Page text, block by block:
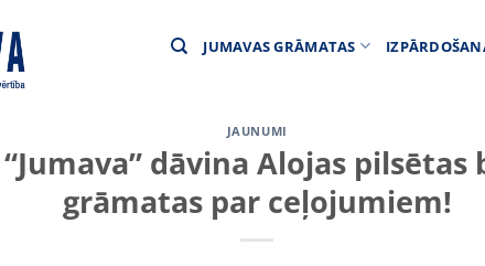
JUMAVAS GRĀMATAS
JAUNUMI
dāvina Alojas
grāmatas par ceļojumiem!